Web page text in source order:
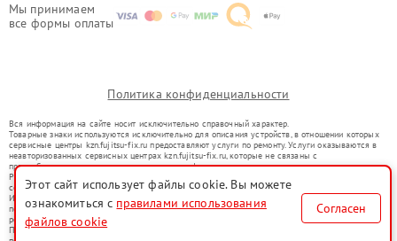
Мы принимаем
все формы оплаты
Политика конфиденциальности
Вся информация на сайте носит исключительно справочный характер.
Товарные знаки используются исключительно для описания устройств, в отношении которых
сервисные центры kzn.fujitsu-fix.ru предоставляют услуги по ремонту. Услуги оказываются в
неавторизованных сервисных центрах kzn.fujitsu-fix.ru, которые не связаны с
правообладателями товарных знаков или их официальными представителями.
Ремонт осуществляется для устройств, уже введенных в гражданский оборот в соответствии
со статьей 1487 ГК РФ.
Использование товарных знаков не преследует цели индивидуализации услуг или введения
потребителей в заблуждение, а служит для информирования о предоставляемых услугах по
ремонту техники указанных брендов.
Представленная на сайте информация не является публичной офертой, определяемой
Этот сайт использует файлы cookie. Вы можете
ознакомиться с правилами использования
файлов cookie
Согласен